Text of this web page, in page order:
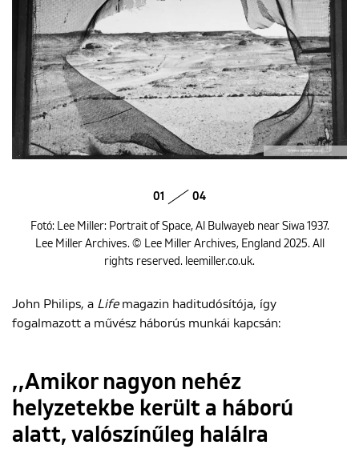
01 04
Fotó: Lee Miller: Portrait of Space, Al Bulwayeb near Siwa 1937.
Lee Miller Archives. © Lee Miller Archives, England 2025. All
rights reserved. leemiller.co.uk.
John Philips, a Lifemagazin haditudósítója, így
fogalmazott a művész háborús munkái kapcsán:
,,Amikor nagyon nehéz
helyzetekbe került a háború
alatt, valószínűleg halálra